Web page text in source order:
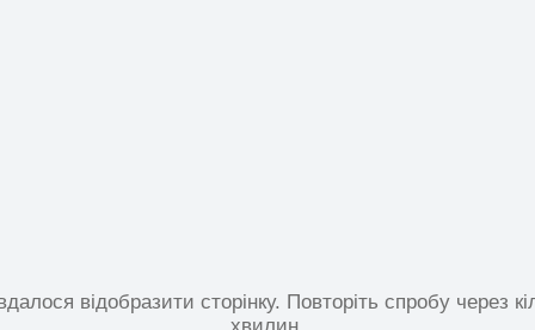
відобразити сторінку. Повторіть спробу через